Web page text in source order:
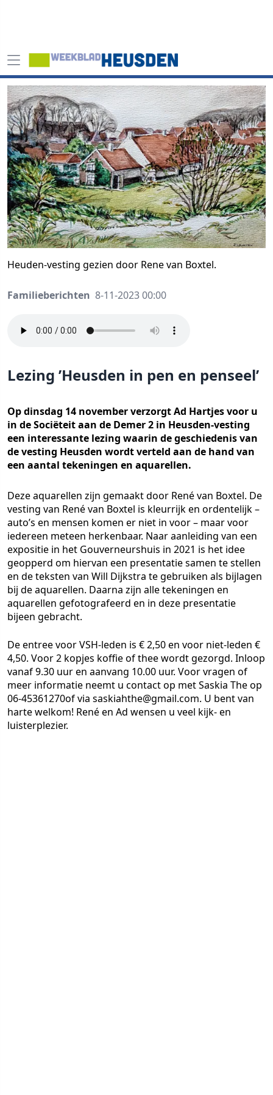
Heuden-vesting gezien door Rene van Boxtel.
Familieberichten 8-11-2023 00:00
Lezing ’Heusden in pen en penseel’
Op dinsdag 14 november verzorgt Ad Hartjes voor u
in de Sociëteit aan de Demer 2 in Heusden-vesting
een interessante lezing waarin de geschiedenis van
de vesting Heusden wordt verteld aan de hand van
een aantal tekeningen en aquarellen.
Deze aquarellen zijn gemaakt door René van Boxtel. De
vesting van René van Boxtel is kleurrijk en ordentelijk –
auto’s en mensen komen er niet in voor – maar voor
iedereen meteen herkenbaar. Naar aanleiding van een
expositie in het Gouverneurshuis in 2021 is het idee
geopperd om hiervan een presentatie samen te stellen
en de teksten van Will Dijkstra te gebruiken als bijlagen
bij de aquarellen. Daarna zijn alle tekeningen en
aquarellen gefotografeerd en in deze presentatie
bijeen gebracht.
De entree voor VSH-leden is € 2,50 en voor niet-leden €
4,50. Voor 2 kopjes koffie of thee wordt gezorgd. Inloop
vanaf 9.30 uur en aanvang 10.00 uur. Voor vragen of
meer informatie neemt u contact op met Saskia The op
06-45361270of via saskiahthe@gmail.com. U bent van
harte welkom! René en Ad wensen u veel kijk- en
luisterplezier.